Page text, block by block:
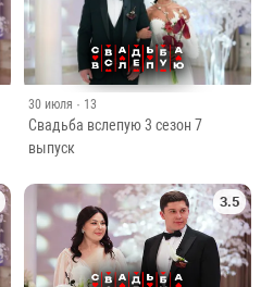
30 июля · 13
Свадьба вслепую 3 сезон 7
выпуск
3.5